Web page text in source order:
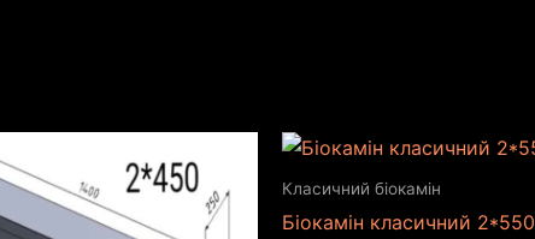
Класичний біокамін
Біокамін класичний 2*550